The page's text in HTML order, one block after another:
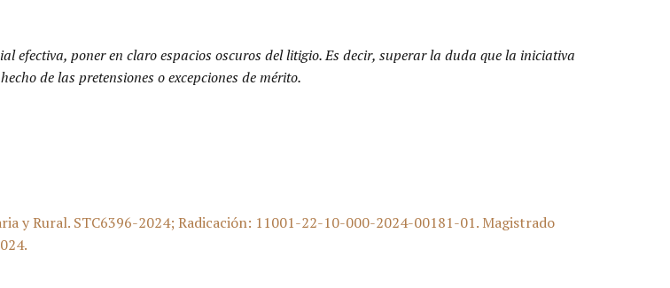
efectiva, poner en claro espacios oscuros del litigio. Es decir, superar la duda que la iniciativa
de las pretensiones o excepciones de mérito.
y Rural. STC6396-2024; Radicación: 11001-22-10-000-2024-00181-01. Magistrado